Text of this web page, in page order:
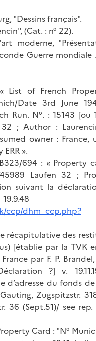
"Dessins français".
(Cat. : n° 22).
moderne,
Guerre mondiale
« List of French
Date 3rd June
Run. N°. : 15143 [ou
; Author :
owner : France,
».
694 : « Property
Laufen 32 ;
suivant la
ccp/dhm_ccp.php?
récapitulative des
[établie par la TVK
par F. P.
?] v.
d’adresse du fonds
Zugspitzstr.
36 (Sept.51)/ see
Card : "N°